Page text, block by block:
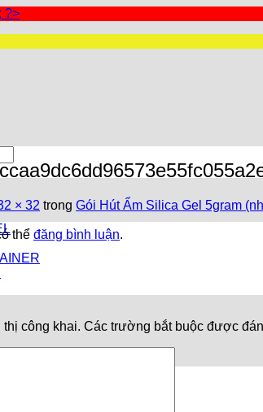
× 32 trong Gói Hút Ẩm Silica Gel 5gram
thể đăng bình luận.
công khai. Các trường bắt buộc được